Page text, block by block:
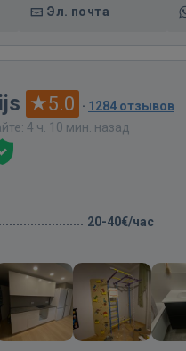
Эл. почта
5.0 · 1284 отзывов
4 ч. 10 мин. назад
20-40€/час